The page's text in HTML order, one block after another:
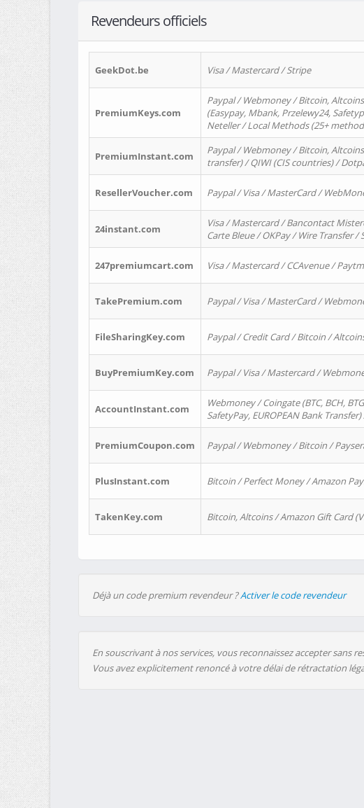
Revendeurs officiels
GeekDot.be Visa / Mastercard / Stripe
PremiumKeys.com
Paypal / Webmoney / Bitcoin, Altcoins
(Easypay, Mbank, Przelewy24,
Neteller / Local Methods (25+
PremiumInstant.com
Paypal / Webmoney / Bitcoin,
transfer) / QIWI (CIS countries) /
ResellerVoucher.com Paypal / Visa / MasterCard /
24instant.com
Visa / Mastercard / Bancontact
Carte Bleue / OKPay / Wire Transfer
247premiumcart.com Visa / Mastercard / CCAvenue /
TakePremium.com Paypal / Visa / MasterCard /
FileSharingKey.com Paypal / Credit Card / Bitcoin /
BuyPremiumKey.com Paypal / Visa / Mastercard /
AccountInstant.com
Webmoney / Coingate (BTC, BCH,
SafetyPay, EUROPEAN Bank
PremiumCoupon.com Paypal / Webmoney / Bitcoin /
PlusInstant.com Bitcoin / Perfect Money / Amazon
TakenKey.com Bitcoin, Altcoins / Amazon Gift Card
Déjà un code premium revendeur ?Activer le code revendeur
En souscrivant à nos services, vous reconnaissez accepter sans
Vous avez explicitement renoncé à votre délai de rétractation